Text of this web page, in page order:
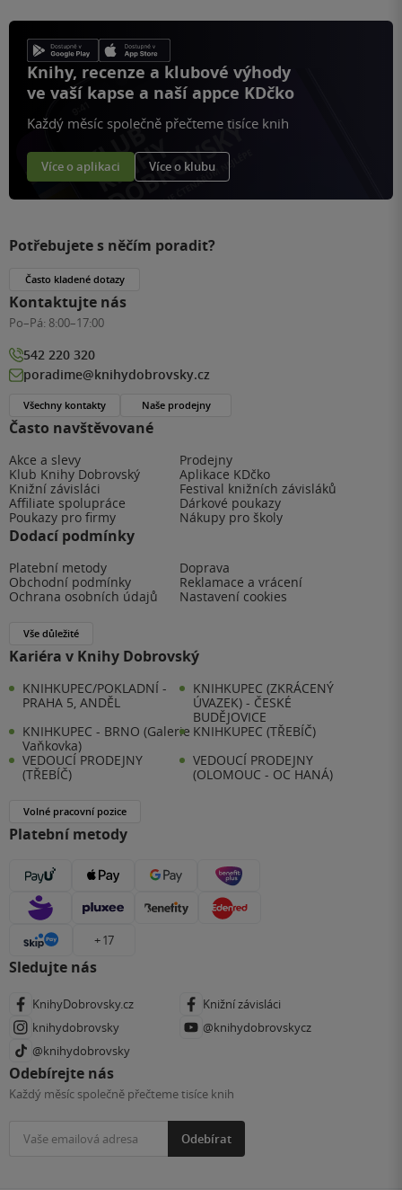
Knihy, recenze a klubové výhody
ve vaší kapse a naší appce KDčko
Každý měsíc společně přečteme tisíce knih
Více o aplikaci Více o klubu
Často navštěvované
Akce a slevy
Prodejny
Klub Knihy Dobrovský
Aplikace KDčko
Knižní závisláci
Festival knižních závisláků
Affiliate spolupráce
Dárkové poukazy
Poukazy pro firmy
Nákupy pro školy
Dodací podmínky
Platební metody
Doprava
Obchodní podmínky
Reklamace a vrácení
Ochrana osobních údajů
Nastavení cookies
Vše důležité
Kariéra v Knihy Dobrovský
KNIHKUPEC/POKLADNÍ -
PRAHA 5, ANDĚL
KNIHKUPEC (ZKRÁCENÝ
ÚVAZEK) - ČESKÉ
BUDĚJOVICE
KNIHKUPEC - BRNO (Galerie
Vaňkovka)
KNIHKUPEC (TŘEBÍČ)
VEDOUCÍ PRODEJNY
(TŘEBÍČ)
VEDOUCÍ PRODEJNY
(OLOMOUC - OC HANÁ)
Volné pracovní pozice
Platební metody
+ 17
Sledujte nás
KnihyDobrovsky.cz
Knižní závisláci
knihydobrovsky
@knihydobrovskycz
@knihydobrovsky
Odebírejte nás
Každý měsíc společně přečteme tisíce knih
Odebírat
Potřebujete s něčím poradit?
Často kladené dotazy
Kontaktujte nás
Po–Pá: 8:00–17:00
542 220 320
poradime@knihydobrovsky.cz
Všechny kontakty Naše prodejny